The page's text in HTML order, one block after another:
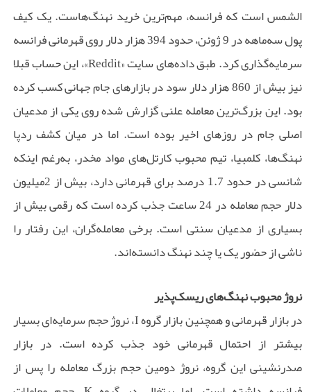
الشمس است که فرانسه، مهم‌ترین خرید نهنگ‌هاست. یک کیف
پول سه‌ماهه در 9 ژوئن، حدود 394 هزار دلار روی قهرمانی فرانسه
سرمایه‌گذاری کرد. طبق داده‌های سایت «Reddit»، این حساب قبلا
نیز بیش از 860 هزار دلار سود در بازارهای جام جهانی کسب کرده
بود. این بزرگ‌ترین معامله علنی گزارش شده روی یکی از مدعیان
اصلی جام در روزهای اخیر بوده است. اما در میان کشف ردپا
نهنگ‌ها، کلمبیا، تیم محبوب کارتل‌های مواد مخدر، به‌رغم اینکه
شانسی در حدود 1.7 درصد برای قهرمانی دارد، بیش از 2‌میلیون
دلار حجم معامله در 24 ساعت جذب کرده است که رقمی بیش از
بسیاری از مدعیان سنتی است. برخی معامله‌گران، این رفتار را
ناشی از حضور یک یا چند نهنگ دانسته‌اند.
نروژ محبوب نهنگ‌های ریسک‌پذیر
در بازار قهرمانی و همچنین بازار گروه I، نروژ حجم سرمایه‌ای بسیار
بیشتر از احتمال قهرمانی خود جذب کرده است. در بازار
صدرنشینی این گروه، نروژ دومین حجم بزرگ معامله را پس از